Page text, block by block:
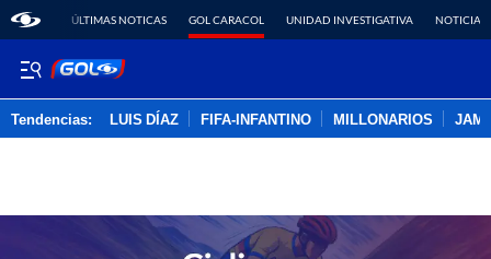
ÚLTIMAS NOTICAS GOL CARACOL UNIDAD INVESTIGATIVA NOTICIAS
Tendencias: LUIS DÍAZ FIFA-INFANTINO MILLONARIOS